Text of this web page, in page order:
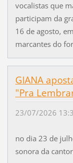
vocalistas que
participam da
16 de agosto,
marcantes do
GIANA
"Pra
23/07/2026
Faixa
no dia 23 de
sonora da